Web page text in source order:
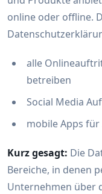
online oder offline.
alle
betreiben
Social Media
mobile Apps
Kurz gesagt: Die
Bereiche, in denen
Unternehmen über